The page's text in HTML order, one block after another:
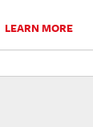
LEARN MORE